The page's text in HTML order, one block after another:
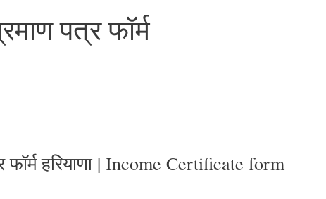
पत्र फॉर्म
हरियाणा | Income Certificate form